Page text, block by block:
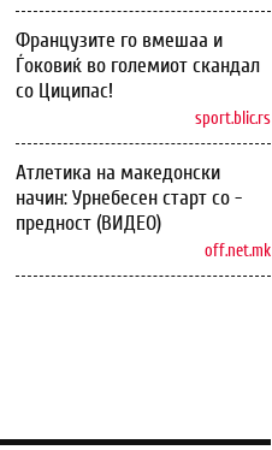
Французите го вмешаа и
Ѓоковиќ во големиот скандал
со Циципас!
sport.blic.rs
Атлетика на македонски
начин: Урнебесен старт со -
предност (ВИДЕО)
off.net.mk